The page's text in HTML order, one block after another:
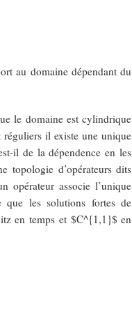
au domaine dépendant du
le domaine est cylindrique
il existe une unique
il de la dépendence en les
topologie d’opérateurs dits
opérateur associe l’unique
que les solutions fortes de
en temps et $C^{1,1}$ en